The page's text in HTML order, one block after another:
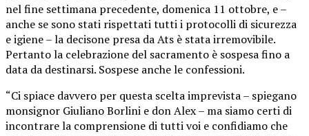
nel fine settimana precedente, domenica 11 ottobre, e –
anche se sono stati rispettati tutti i protocolli di sicurezza
e igiene – la decisone presa da Ats è stata irremovibile.
Pertanto la celebrazione del sacramento è sospesa fino a
data da destinarsi. Sospese anche le confessioni.
“Ci spiace davvero per questa scelta imprevista – spiegano
monsignor Giuliano Borlini e don Alex – ma siamo certi di
incontrare la comprensione di tutti voi e confidiamo che